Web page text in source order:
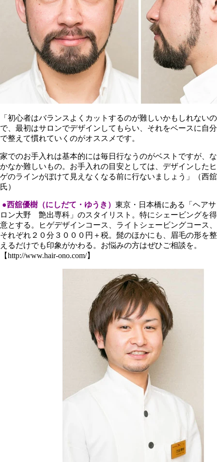
「初心者はバランスよくカットするのが難しいかもしれないの
で、最初はサロンでデザインしてもらい、それをベースに自分
で整えて慣れていくのがオススメです。
家でのお手入れは基本的には毎日行なうのがベストですが、な
かなか難しいもの。お手入れの目安としては、デザインしたヒ
ゲのラインがぼけて見えなくなる前に行ないましょう」（西舘
氏）
●西舘優樹（にしだて・ゆうき） 東京・日本橋にある「ヘアサ
ロン大野 艶出専科」のスタイリスト。特にシェービングを得
意とする。ヒゲデザインコース、ライトシェービングコース、
それぞれ２０分３０００円＋税。髭のほかにも、眉毛の形を整
えるだけでも印象がかわる。お悩みの方はぜひご相談を。
【http://www.hair-ono.com/】